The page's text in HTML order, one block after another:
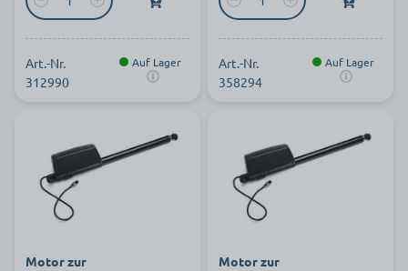
Art.-Nr.
312990
Auf Lager
Art.-Nr.
358294
Auf Lager
Motor zur
Motor zur